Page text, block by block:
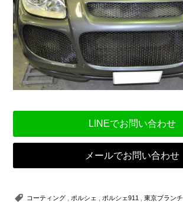
LINEでお問い合わせ
メールでお問い合わせ
コーティング ポルシェ ポルシェ911 ,東京ブランチ